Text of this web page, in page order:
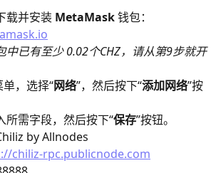
载并安装 MetaMask 钱包：
中已有至少 0.02个CHZ，请从第9步就开
单，选择“网络”，然后按下“添加网络”按
所需字段，然后按下“保存”按钮。
by Allnodes
chiliz-rpc.publicnode.com